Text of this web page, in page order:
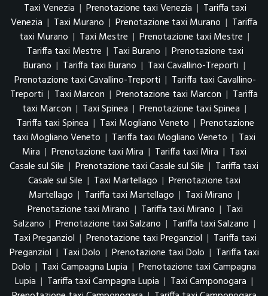
Taxi Venezia | Prenotazione taxi Venezia | Tariffa taxi
Venezia | Taxi Murano | Prenotazione taxi Murano | Tariffa
taxi Murano | Taxi Mestre | Prenotazione taxi Mestre |
Tariffa taxi Mestre | Taxi Burano | Prenotazione taxi
Burano | Tariffa taxi Burano | Taxi Cavallino-Treporti |
Prenotazione taxi Cavallino-Treporti | Tariffa taxi Cavallino-
Treporti | Taxi Marcon | Prenotazione taxi Marcon | Tariffa
taxi Marcon | Taxi Spinea | Prenotazione taxi Spinea |
Tariffa taxi Spinea | Taxi Mogliano Veneto | Prenotazione
taxi Mogliano Veneto | Tariffa taxi Mogliano Veneto | Taxi
Mira | Prenotazione taxi Mira | Tariffa taxi Mira | Taxi
Casale sul Sile | Prenotazione taxi Casale sul Sile | Tariffa taxi
Casale sul Sile | Taxi Martellago | Prenotazione taxi
Martellago | Tariffa taxi Martellago | Taxi Mirano |
Prenotazione taxi Mirano | Tariffa taxi Mirano | Taxi
Salzano | Prenotazione taxi Salzano | Tariffa taxi Salzano |
Taxi Preganziol | Prenotazione taxi Preganziol | Tariffa taxi
Preganziol | Taxi Dolo | Prenotazione taxi Dolo | Tariffa taxi
Dolo | Taxi Campagna Lupia | Prenotazione taxi Campagna
Lupia | Tariffa taxi Campagna Lupia | Taxi Camponogara |